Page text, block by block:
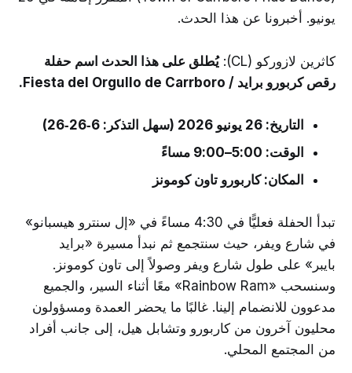
يونيو. أخبرونا عن هذا الحدث.
كاثرين لازوركو (CL):
يُطلق على هذا الحدث اسم حفلة
رقص كربورو برايد / Fiesta del Orgullo de Carrboro.
التاريخ: 26 يونيو 2026 (سهل التذكر: 6‑26‑26)
الوقت: 5:00–9:00 مساءً
المكان: كاربورو تاون كومونز
تبدأ الحفلة فعليًّا في 4:30 مساءً في «إل سنترو هيسبانو»
في شارع ويفر، حيث سنتجمع ثم نبدأ مسيرة «برايد
بايبر» على طول شارع ويفر وصولاً إلى تاون كومونز.
وسنسحب «Rainbow Ram» معًا أثناء السير، والجميع
مدعوون للانضمام إلينا. غالبًا ما يحضر العمدة ومسؤولون
محليون آخرون من كاربورو وتشابل هيل، إلى جانب أفراد
من المجتمع المحلي.